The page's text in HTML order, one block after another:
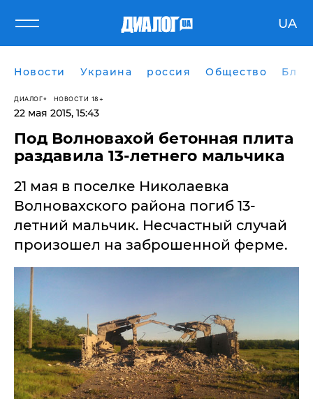
UA
Новости Украина россия Общество
ДИАЛОГ НОВОСТИ 18+
22 мая 2015, 15:43
Под Волновахой бетонная плита
раздавила 13-летнего мальчика
21 мая в поселке Николаевка
Волновахского района погиб 13-
летний мальчик. Несчастный случай
произошел на заброшенной ферме.